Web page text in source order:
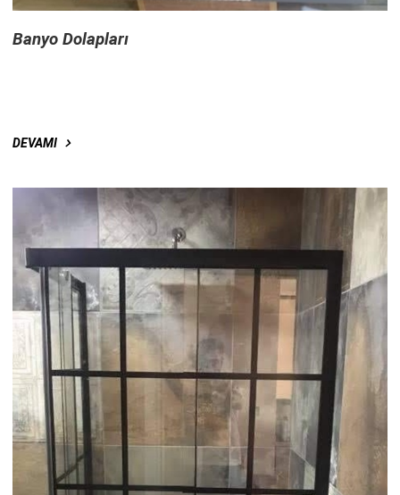
Banyo Dolapları
DEVAMI